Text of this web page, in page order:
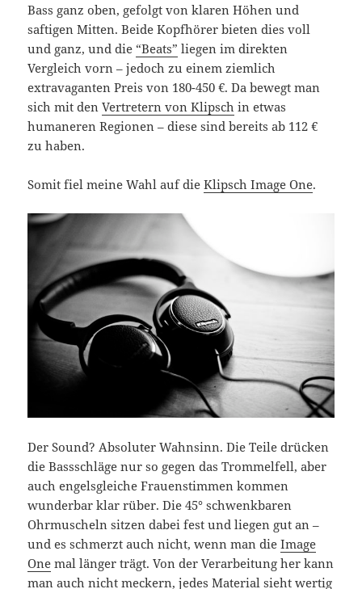
Bass ganz oben, gefolgt von klaren Höhen und
saftigen Mitten. Beide Kopfhörer bieten dies voll
und ganz, und die “Beats” liegen im direkten
Vergleich vorn – jedoch zu einem ziemlich
extravaganten Preis von 180-450 €. Da bewegt man
sich mit denVertretern von Klipsch in etwas
humaneren Regionen – diese sind bereits ab 112 €
zu haben.
Somit fiel meine Wahl auf dieKlipsch Image One.
Der Sound? Absoluter Wahnsinn. Die Teile drücken
die Bassschläge nur so gegen das Trommelfell, aber
auch engelsgleiche Frauenstimmen kommen
wunderbar klar rüber. Die 45° schwenkbaren
Ohrmuscheln sitzen dabei fest und liegen gut an –
und es schmerzt auch nicht, wenn man dieImage
One mal länger trägt. Von der Verarbeitung her kann
man auch nicht meckern, jedes Material sieht wertig